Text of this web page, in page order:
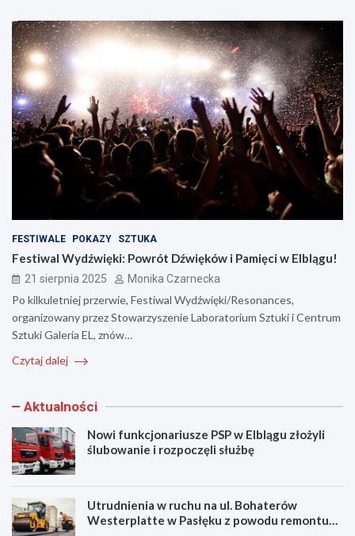
FESTIWALE POKAZY SZTUKA
Festiwal Wydźwięki: Powrót Dźwięków i Pamięci w Elblągu!
21 sierpnia 2025 Monika Czarnecka
Po kilkuletniej przerwie, Festiwal Wydźwięki/Resonances,
organizowany przez Stowarzyszenie Laboratorium Sztuki i Centrum
Sztuki Galeria EL, znów…
Czytaj dalej
Aktualności
Nowi funkcjonariusze PSP w Elblągu złożyli
ślubowanie i rozpoczęli służbę
Utrudnienia w ruchu na ul. Bohaterów
Westerplatte w Pasłęku z powodu remontu